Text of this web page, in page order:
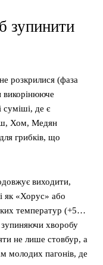
зупинити
розкрилися (фаза
викорінююче
суміші, де є
Хом, Медян
грибків, що
виходити,
як «Хорус» або
температур (+5…
хворобу
не лише стовбур, а
молодих пагонів, де